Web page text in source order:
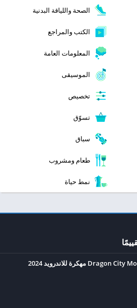
الصحة واللياقة البدنية
الكتب والمراجع
المعلومات العامة
الموسيقى
تخصيص
تسوّق
سباق
طعام ومشروب
نمط حياة